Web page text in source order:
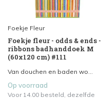
Foekje Fleur
Foekje fleur - odds & ends -
ribbons badhanddoek M
(60x120 cm) #111
Van douchen en baden wo...
Op voorraad
Voor 14.00 besteld, dezelfde